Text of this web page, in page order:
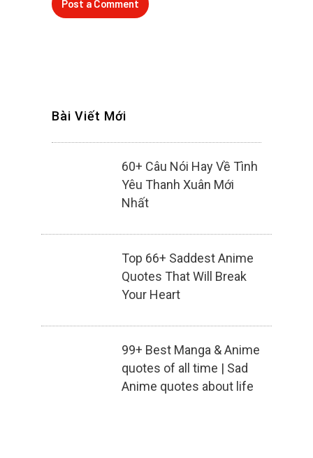
Bài Viết Mới
60+ Câu Nói Hay Về Tình
Yêu Thanh Xuân Mới
Nhất
Top 66+ Saddest Anime
Quotes That Will Break
Your Heart
99+ Best Manga & Anime
quotes of all time | Sad
Anime quotes about life